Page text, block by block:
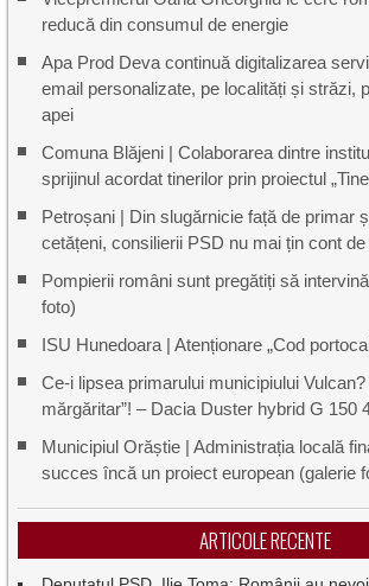
reducă din consumul de energie
Apa Prod Deva continuă digitalizarea
email personalizate, pe localități și străzi,
apei
Comuna Blăjeni | Colaborarea dintre
sprijinul acordat tinerilor prin proiectul
Petroșani | Din slugărnicie față de primar
cetățeni, consilierii PSD nu mai țin cont
Pompierii români sunt pregătiți să
foto)
ISU Hunedoara | Atenționare „Cod
Ce-i lipsea primarului municipiului Vulcan?
mărgăritar”! – Dacia Duster hybrid G 150
Municipiul Orăștie | Administrația locală
succes încă un proiect european (galerie
ARTICOLE RECENTE